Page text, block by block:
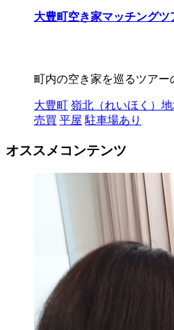
大豊町空き家マッチングツ
町内の空き家を巡るツアー
大豊町 嶺北（れいほく）
売買 平屋 駐車場あり
オススメコンテンツ